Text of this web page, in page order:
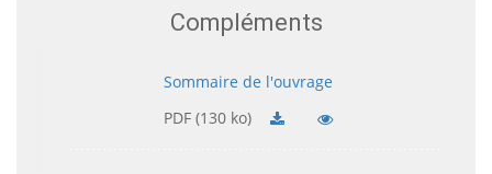
Compléments
Sommaire de l'ouvrage
PDF (130 ko)